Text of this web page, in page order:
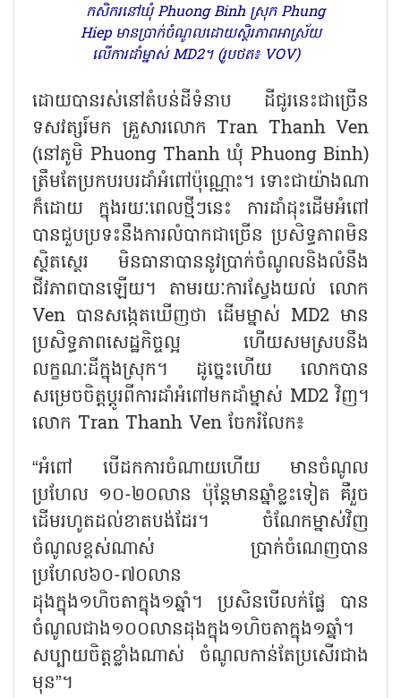
កសិករនៅឃុំ Phuong Binh ស្រុក Phung
Hiep មានប្រាក់ចំណូលដោយស្ថិរភាពអាស្រ័យ
លើការដាំម្នាស់ MD2។ (រូបថត៖ VOV)
ដោយបានរស់នៅតំបន់ដីទំនាប ដីជូរនេះជាច្រើន
ទសវត្សរ៍មក គ្រួសារលោក Tran Thanh Ven
(នៅភូមិ Phuong Thanh ឃុំ Phuong Binh)
ត្រឹមតែប្រកបរបរដាំអំពៅប៉ុណ្ណោះ។ ទោះជាយ៉ាងណា
ក៏ដោយ ក្នុងរយៈពេលថ្មីៗនេះ ការដាំដុះដើមអំពៅ
បានជួបប្រទះនឹងការលំបាកជាច្រើន ប្រសិទ្ធភាពមិន
ស្ថិតស្ថេរ មិនធានាបាននូវប្រាក់ចំណូលនិងលំនឹង
ជីវភាពបានឡើយ។ តាមរយៈការស្វែងយល់ លោក
Ven បានសង្កេតឃើញថា ដើមម្នាស់ MD2 មាន
ប្រសិទ្ធភាពសេដ្ឋកិច្ចល្អ ហើយសមស្របនឹង
លក្ខណៈដីក្នុងស្រុក។ ដូច្នេះហើយ លោកបាន
សម្រេចចិត្តប្តូរពីការដាំអំពៅមកដាំម្នាស់ MD2 វិញ។
លោក Tran Thanh Ven ចែករំលែក៖
“អំពៅ បើដកការចំណាយហើយ មានចំណូល
ប្រហែល ១០-២០លាន ប៉ុន្តែមានឆ្នាំខ្លះទៀត គឺរួច
ដើមរហូតដល់ខាតបង់ដែរ។ ចំណែកម្នាស់វិញ
ចំណូលខ្ពស់ណាស់ ប្រាក់ចំណេញបាន
ប្រហែល៦០-៧០លាន
ដុងក្នុង១ហិចតាក្នុង១ឆ្នាំ។ ប្រសិនបើលក់ផ្លែ បាន
ចំណូលជាង១០០លានដុងក្នុង១ហិចតាក្នុង១ឆ្នាំ។
សប្បាយចិត្តខ្លាំងណាស់ ចំណូលកាន់តែប្រសើរជាង
មុន”។